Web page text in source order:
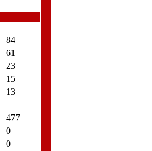
84
61
23
15
13
477
0
0